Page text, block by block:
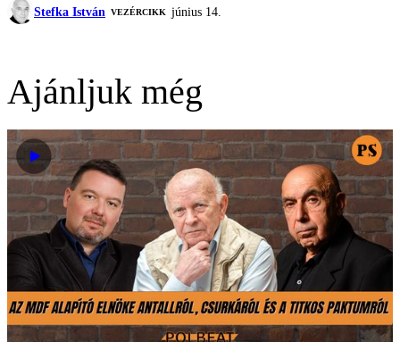
Stefka István VEZÉRCIKK június 14.
Ajánljuk még